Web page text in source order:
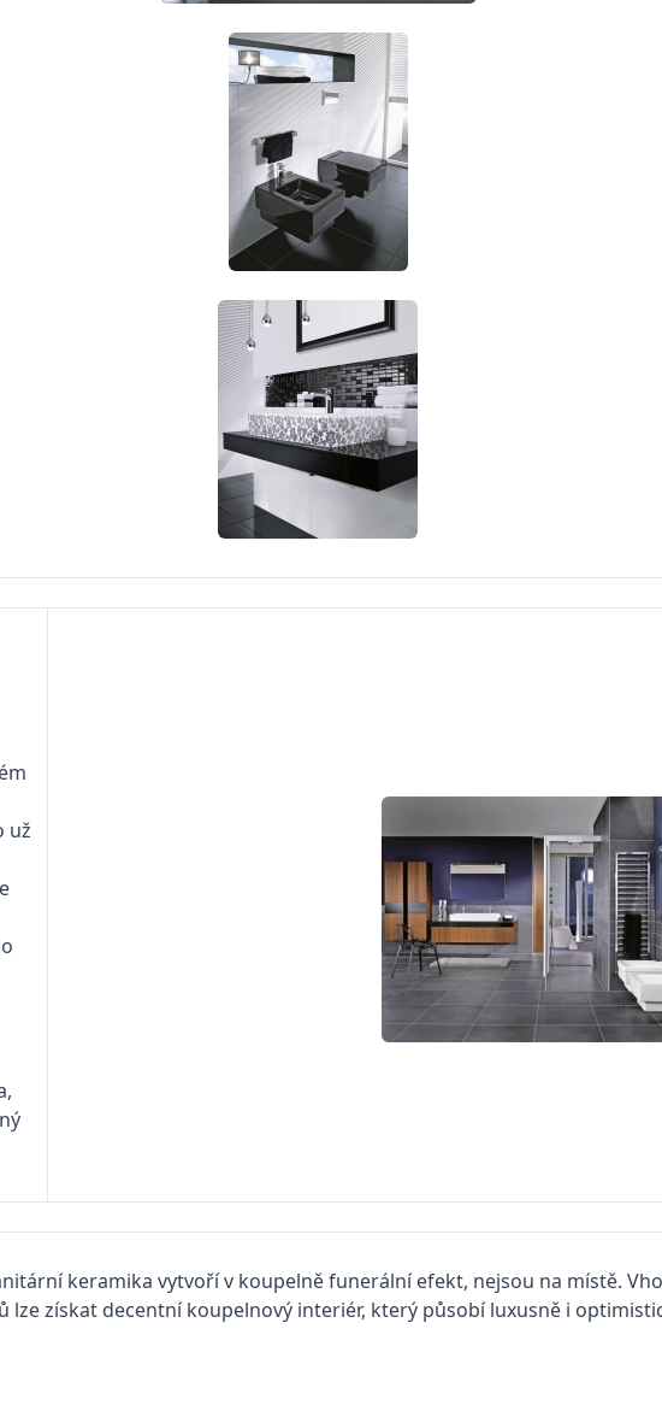
už
keramika vytvoří v koupelně funerální efekt, nejsou na místě.
lze získat decentní koupelnový interiér, který působí luxusně i